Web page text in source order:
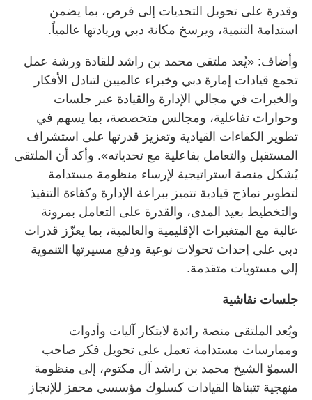
وقدرة على تحويل التحديات إلى فرص، بما يضمن
استدامة التنمية، ويرسخ مكانة دبي وريادتها عالمياً.
وأضاف: «يُعد ملتقى محمد بن راشد للقادة ورشة عمل
تجمع قيادات إمارة دبي وخبراء عالميين لتبادل الأفكار
والخبرات في مجالي الإدارة والقيادة عبر جلسات
وحوارات تفاعلية، ومجالس متخصصة، بما يسهم في
تطوير الكفاءات القيادية وتعزيز قدرتها على استشراف
المستقبل والتعامل بفاعلية مع تحدياته». وأكد أن الملتقى
يُشكل منصة استراتيجية لإرساء منظومة مستدامة
لتطوير نماذج قيادية تتميز ببراعة الإدارة وكفاءة التنفيذ
والتخطيط بعيد المدى، والقدرة على التعامل بمرونة
عالية مع المتغيرات الإقليمية والعالمية، بما يعزّز قدرات
دبي على إحداث تحولات نوعية ودفع مسيرتها التنموية
إلى مستويات متقدمة.
جلسات نقاشية
ويُعد الملتقى منصة رائدة لابتكار آليات وأدوات
وممارسات مستدامة تعمل على تحويل فكر صاحب
السموّ الشيخ محمد بن راشد آل مكتوم، إلى منظومة
منهجية تتبناها القيادات كسلوك مؤسسي محفز للإنجاز